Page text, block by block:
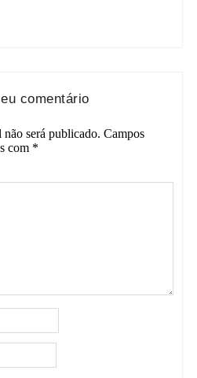
comentário
não será publicado. Campos
com *